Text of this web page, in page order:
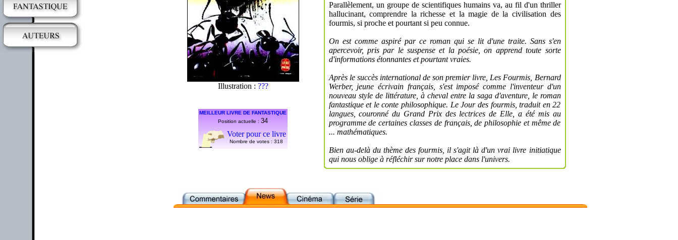
Illustration : ???
MEILLEUR LIVRE DE FANTASTIQUE
Position actuelle : 34
Voter pour ce livre
Nombre de votes : 318
Parallèlement, un groupe de scientifiques humains va, au fil d'un thriller
hallucinant, comprendre la richesse et la magie de la civilisation des
fourmis, si proche et pourtant si peu connue.
On est comme aspiré par ce roman qui se lit d'une traite. Sans s'en
apercevoir, pris par le suspense et la poésie, on apprend toute sorte
d'informations étonnantes et pourtant vraies.
Après le succès international de son premier livre, Les Fourmis, Bernard
Werber, jeune écrivain français, s'est imposé comme l'inventeur d'un
nouveau style de littérature, à cheval entre la saga d'aventure, le roman
fantastique et le conte philosophique. Le Jour des fourmis, traduit en 22
langues, couronné du Grand Prix des lectrices de Elle, a été mis au
programme de certaines classes de français, de philosophie et même de
... mathématiques.
Bien au-delà du thème des fourmis, il s'agit là d'un vrai livre initiatique
qui nous oblige à réfléchir sur notre place dans l'univers.